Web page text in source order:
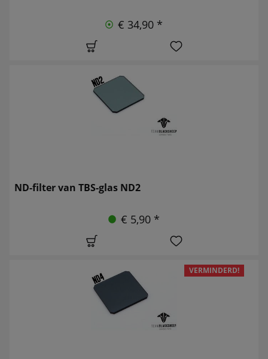
€ 34,90 *
ND-filter van TBS-glas ND2
€ 5,90 *
VERMINDERD!